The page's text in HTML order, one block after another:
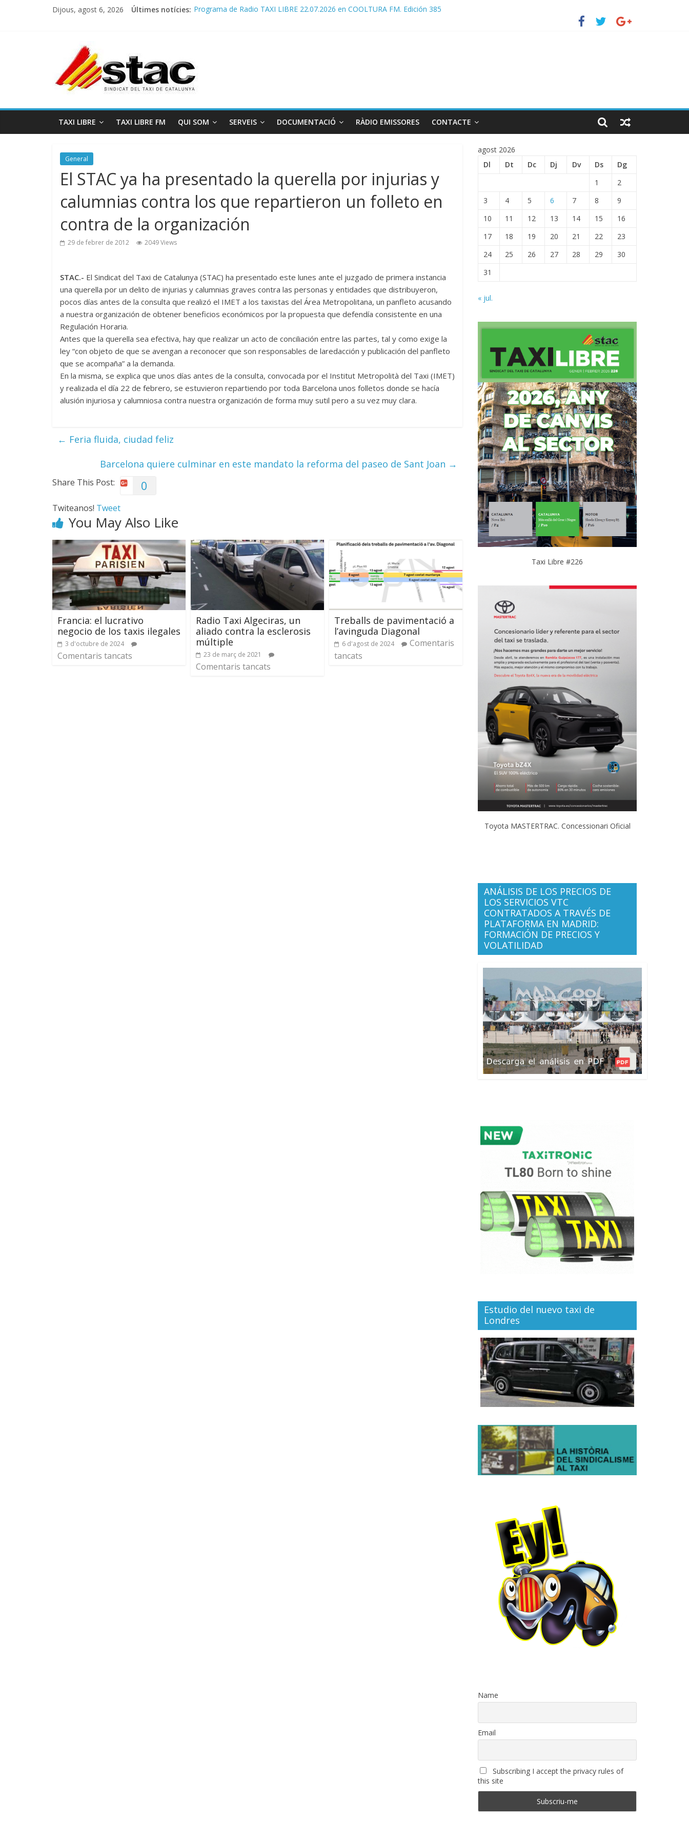
Dijous, agost 6, 2026 Últimes notícies: Programa de Radio TAXI LIBRE 22.07.2026 en COOLTURA FM. Edición 385
TAXI LIBRE TAXI LIBRE FM QUI SOM SERVEIS DOCUMENTACIÓ RÀDIO EMISSORES CONTACTE
General
El STAC ya ha presentado la querella por injurias y
calumnias contra los que repartieron un folleto en
contra de la organización
29 de febrer de 2012 2049 Views
STAC.- El Sindicat del Taxi de Catalunya (STAC) ha presentado este lunes ante el juzgado de primera instancia
una querella por un delito de injurias y calumnias graves contra las personas y entidades que distribuyeron,
pocos días antes de la consulta que realizó el IMET a los taxistas del Área Metropolitana, un panfleto acusando
a nuestra organización de obtener beneficios económicos por la propuesta que defendía consistente en una
Regulación Horaria.
Antes que la querella sea efectiva, hay que realizar un acto de conciliación entre las partes, tal y como exige la
ley “con objeto de que se avengan a reconocer que son responsables de laredacción y publicación del panfleto
que se acompaña” a la demanda.
En la misma, se explica que unos días antes de la consulta, convocada por el Institut Metropolità del Taxi (IMET)
y realizada el día 22 de febrero, se estuvieron repartiendo por toda Barcelona unos folletos donde se hacía
alusión injuriosa y calumniosa contra nuestra organización de forma muy sutil pero a su vez muy clara.
← Feria fluida, ciudad feliz
Barcelona quiere culminar en este mandato la reforma del paseo de Sant Joan →
Share This Post: 0
Twiteanos! Tweet
You May Also Like
Francia: el lucrativo
negocio de los taxis ilegales
3 d'octubre de 2024
Comentaris tancats
Radio Taxi Algeciras, un
aliado contra la esclerosis
múltiple
23 de març de 2021
Comentaris tancats
Treballs de pavimentació a
l’avinguda Diagonal
6 d'agost de 2024
Comentaris
tancats
agost 2026
Dl
Dt Dc Dj Dv Ds
Dg
1
2
3
4 5 6 7 8
9
10
11 12 13 14 15
16
17
18 19 20 21 22
23
24
25 26 27 28 29
30
31
« jul.
Taxi Libre #226
Toyota MASTERTRAC. Concessionari Oficial
ANÁLISIS DE LOS PRECIOS DE
LOS SERVICIOS VTC
CONTRATADOS A TRAVÉS DE
PLATAFORMA EN MADRID:
FORMACIÓN DE PRECIOS Y
VOLATILIDAD
Estudio del nuevo taxi de
Londres
Name
Email
Subscribing I accept the privacy rules of
this site